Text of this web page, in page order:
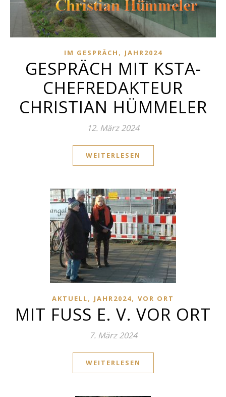
IM GESPRÄCH , JAHR2024
GESPRÄCH MIT KSTA-
CHEFREDAKTEUR
CHRISTIAN HÜMMELER
12. März 2024
WEITERLESEN
AKTUELL, JAHR2024, VOR ORT
MIT FUSS E. V. VOR ORT
7. März 2024
WEITERLESEN